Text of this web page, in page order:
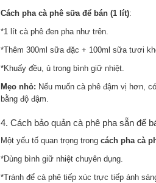
Cách pha cà phê sữa để bán (1 lít):
*1 lít cà phê đen pha như trên.
*Thêm 300ml sữa đặc + 100ml sữa tươi
*Khuấy đều, ủ trong bình giữ nhiệt.
Mẹo nhỏ: Nếu muốn cà phê đậm vị hơn,
bằng độ đậm.
4. Cách bảo quản cà phê pha sẵn để
Một yếu tố quan trọng trong cách pha cà
*Dùng bình giữ nhiệt chuyên dụng.
*Tránh để cà phê tiếp xúc trực tiếp ánh